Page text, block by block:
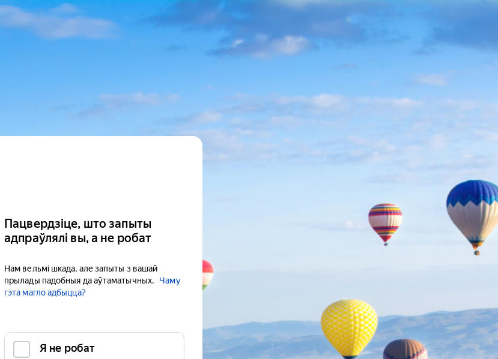
Пацвердзіце, што запыты
адпраўлялі вы, а не робат
Нам вельмі шкада, але запыты з вашай
прылады падобныя да аўтаматычных.
Чаму
гэта магло адбыцца?
Я не робат